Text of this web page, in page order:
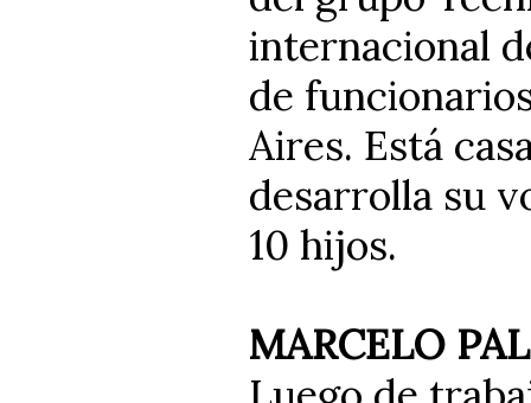
internacional
de
Aires. Está
desarrolla su
10 hijos.
MARCELO